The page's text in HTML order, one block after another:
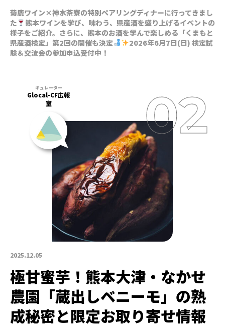
菊鹿ワイン×神水茶寮の特別ペアリングディナーに行ってきまし
た
熊本ワインを学び、味わう、県産酒を盛り上げるイベントの
様子をご紹介。さらに、熊本のお酒を学んで楽しめる「くまもと
県産酒検定」第2回の開催も決定
2026年6月7日(日) 検定試
験＆交流会の参加申込受付中！
2025.12.05
Glocal-CF広報
室
極甘蜜芋！熊本大津・なかせ
農園「蔵出しベニーモ」の熟
成秘密と限定お取り寄せ情報